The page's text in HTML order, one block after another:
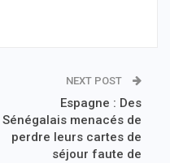
NEXT POST
Espagne : Des
Sénégalais menacés de
perdre leurs cartes de
séjour faute de